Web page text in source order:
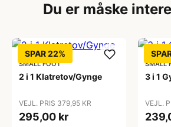
Du er måske
SPAR 22%
SMALL FOOT
2 i 1 Klatretov/Gynge
VEJL. PRIS 379,95 KR
295,00 kr
SMALL
3 i 1
VEJL.